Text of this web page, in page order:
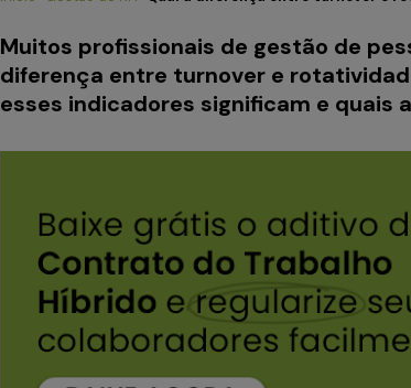
Muitos profissionais de gestão de
diferença entre turnover e
esses indicadores significam e quais